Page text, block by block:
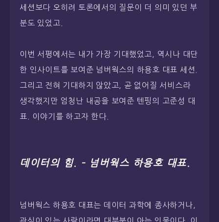
세션보다 오히려 토론에서의 질문이 더 의미 있던 부
분도 있었고.
이번 서평에서는 내가 가장 기대했었고, 역시나 대단
한 인사이트를 보여준 넘버웍스의 하용호 대표 세션.
그리고 전혀 기대하지 않았고, 곧 없어질 서비스라
생각했지만 엄청난 내공을 보여준 텐핑의 고준성 대
표. 이야기를 하고자 한다.
데이터의 힘. – 넘버웍스 하용호 대표.
넘버웍스 하용호 대표는 데이터 과학에 종사하거나,
관심이 있는 사람이라면 대부분이 아는 인물이다. 이